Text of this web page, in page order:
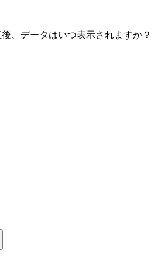
、データはいつ表示されますか？